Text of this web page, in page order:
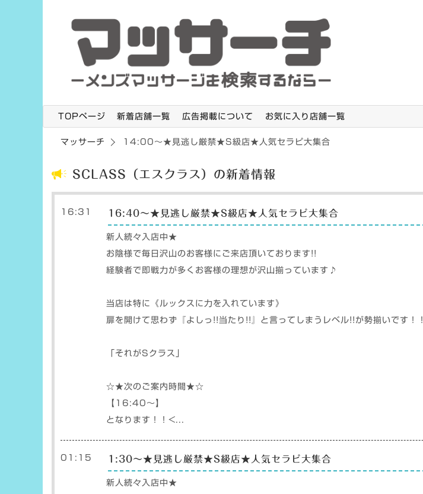
TOPページ 新着店舗一覧 広告掲載について お気に入り店舗一覧
マッサーチ 14:00〜★見逃し厳禁★S級店★人気セラピ大集合
SCLASS（エスクラス）の新着情報
16:31 16:40〜★見逃し厳禁★S級店★人気セラピ大集合
新人続々入店中★
お陰様で毎日沢山のお客様にご来店頂いております!!
経験者で即戦力が多くお客様の理想が沢山揃っています♪
当店は特に《ルックスに力を入れています》
扉を開けて思わず『よしっ!!当たり!!』と言ってしまうレベル!!が勢揃いです！！
「それがSクラス」
☆★次のご案内時間★☆
【16:40〜】
となります！！<...
01:15 1:30〜★見逃し厳禁★S級店★人気セラピ大集合
新人続々入店中★